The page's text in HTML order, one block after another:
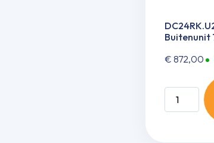
Buitenunit
€ 872,00
DC24RK.U24
LG